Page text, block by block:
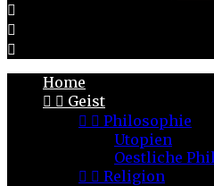



Home
  Geist
  Philosophie
Utopien
Oestliche
  Religion